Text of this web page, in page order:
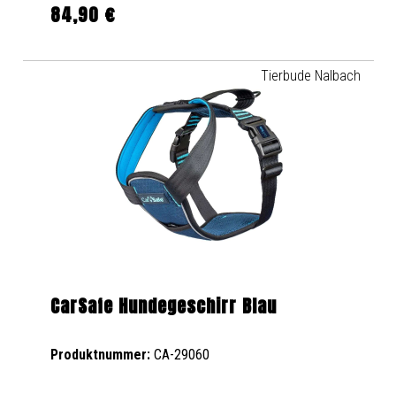
Regulärer Preis:
84,90 €
CarSafe Hundegeschirr Blau
Produktnummer: CA-29060
Tierbude Nalbach